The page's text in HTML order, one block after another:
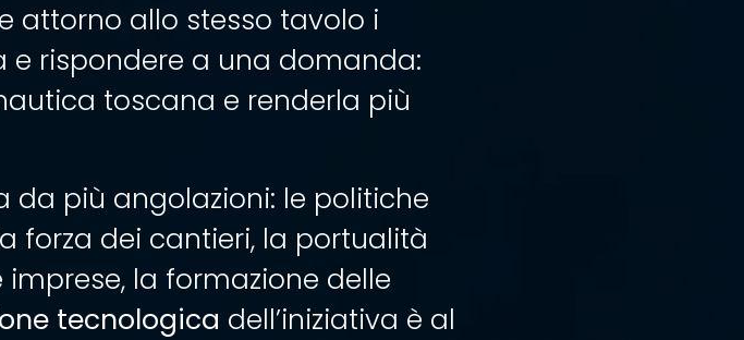
attorno allo stesso tavolo i
rispondere a una domanda:
toscana e renderla più
più angolazioni: le politiche
forza dei cantieri, la portualità
la formazione delle
tecnologica dell’iniziativa è al